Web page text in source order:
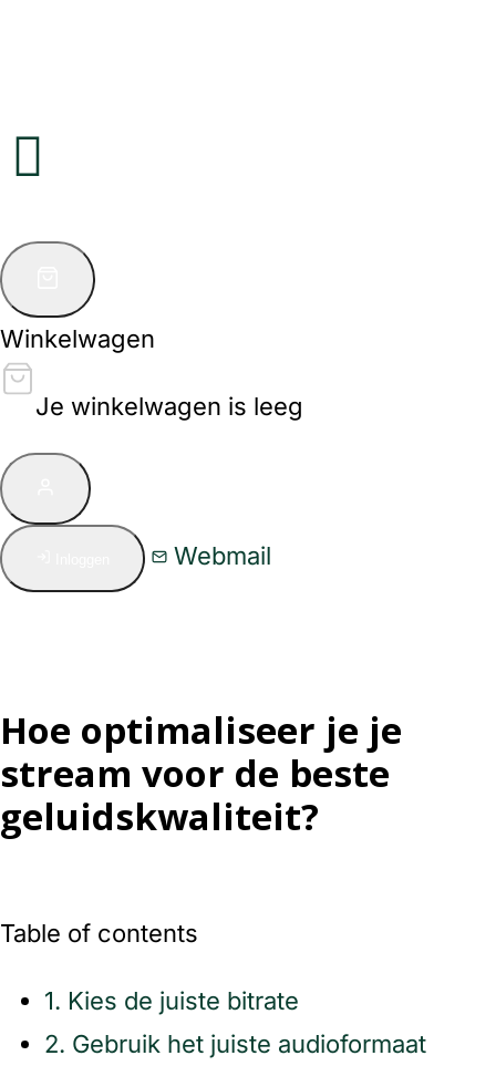
Winkelwagen
Je winkelwagen is leeg
Webmail
Hoe optimaliseer je je
stream voor de beste
geluidskwaliteit?
Table of contents
1. Kies de juiste bitrate
2. Gebruik het juiste audioformaat